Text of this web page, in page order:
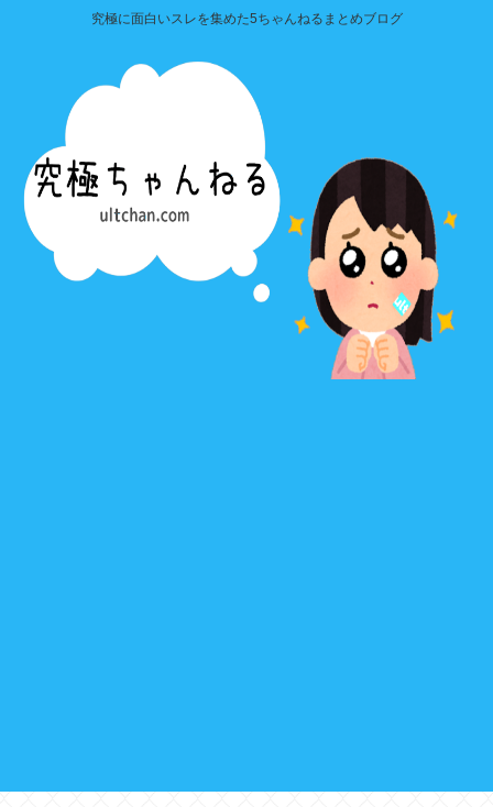
究極に面白いスレを集めた5ちゃんねるまとめブログ